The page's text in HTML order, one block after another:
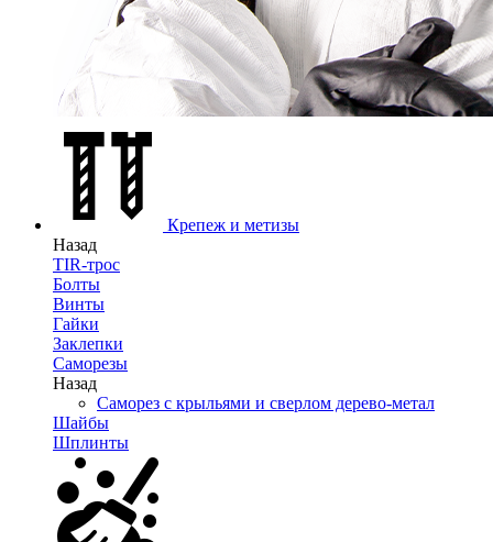
Крепеж и метизы
Назад
TIR-трос
Болты
Винты
Гайки
Заклепки
Саморезы
Назад
Саморез с крыльями и сверлом дерево-метал
Шайбы
Шплинты